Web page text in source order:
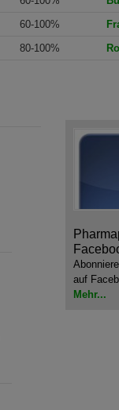
60-100%
80-100%
auf
Mehr...